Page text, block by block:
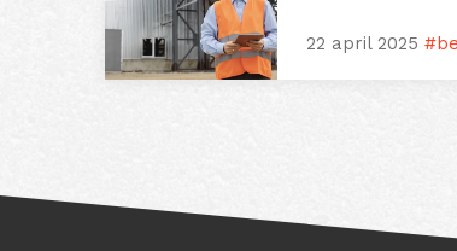
22 april 2025